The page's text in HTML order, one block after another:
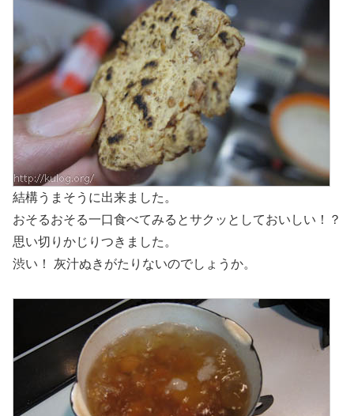
結構うまそうに出来ました。
おそるおそる一口食べてみるとサクッとしておいしい！？
思い切りかじりつきました。
渋い！ 灰汁ぬきがたりないのでしょうか。